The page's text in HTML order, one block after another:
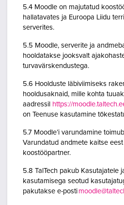
5.4 Moodle on majutatud
hallatavates ja Euroopa Liidu
serverites.
5.5 Moodle, serverite ja
hooldatakse jooksvalt
turvavärskendustega.
5.6 Hoolduste läbiviimiseks
hooldusaknaid, mille kohta
aadressil https://
on Teenuse kasutamine
5.7 Moodle’i varundamine
Varundatud andmete kaitse
koostööpartner.
5.8 TalTech pakub Kasutajatele
kasutamisega seotud
pakutakse e-posti